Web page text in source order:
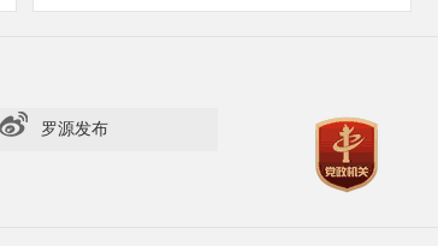
罗源发布